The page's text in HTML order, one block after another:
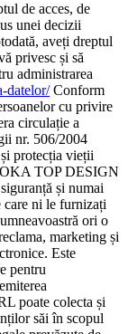
de acces, de
unei decizii
aveți dreptul
privesc și să
administrarea
datelor/Conform
cu privire
circulație a
nr. 506/2004
protecția vieții
TOP DESIGN
și numai
care ni le furnizați
ori o
marketing și
Este
pentru
poate colecta și
săi în scopul